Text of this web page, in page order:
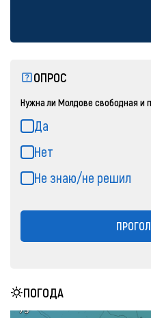
ОПРОС
Нужна ли Молдове свободная и
Да
Нет
Не знаю/не решил
ПОГОДА